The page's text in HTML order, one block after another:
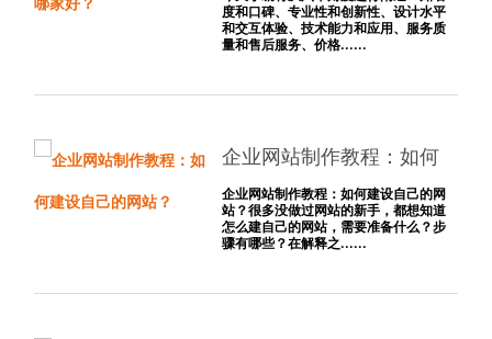
度和口碑、专业性和创新性、设计水平
和交互体验、技术能力和应用、服务质
量和售后服务、价格......
企业网站制作教程：如何
建设自己的网站？
企业网站制作教程：如何建设自己的网
站？很多没做过网站的新手，都想知道
怎么建自己的网站，需要准备什么？步
骤有哪些？在解释之......